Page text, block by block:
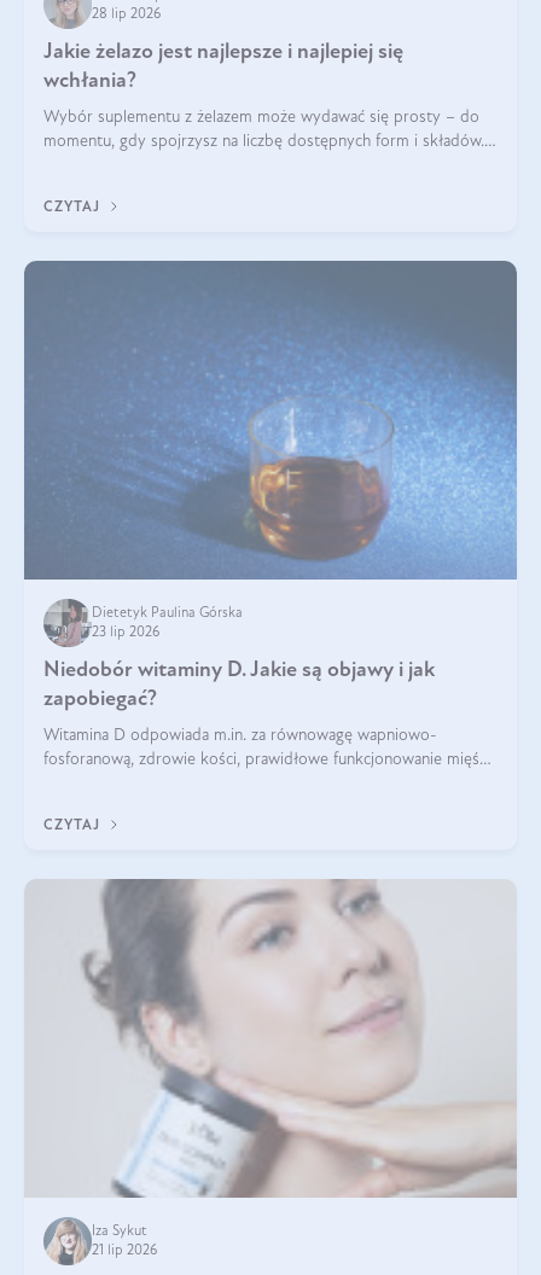
28 lip 2026
Jakie żelazo jest najlepsze i najlepiej się
wchłania?
Wybór suplementu z żelazem może wydawać się prosty – do
momentu, gdy spojrzysz na liczbę dostępnych form i składów.
zawierać suplement?
CZYTAJ
Dietetyk Paulina Górska
23 lip 2026
Niedobór witaminy D. Jakie są objawy i jak
zapobiegać?
Witamina D odpowiada m.in. za równowagę wapniowo-
fosforanową, zdrowie kości, prawidłowe funkcjonowanie mięśni
problemem.
CZYTAJ
Iza Sykut
21 lip 2026